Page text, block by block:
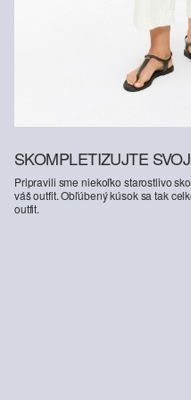
SKOMPLETIZUJTE
Pripravili sme niekoľko starostlivo
váš outfit. Obľúbený kúsok sa tak
outfit.